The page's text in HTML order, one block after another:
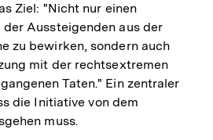
Ziel: "Nicht nur einen
Aussteigenden aus der
zu bewirken, sondern auch
mit der rechtsextremen
Taten." Ein zentraler
die Initiative von dem
muss.